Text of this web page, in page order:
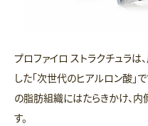
プロファイロ ストラクチュラは
した「次世代のヒアルロン酸」
の脂肪組織にはたらきかけ、
す。